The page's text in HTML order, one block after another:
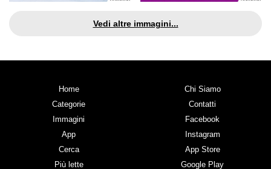
Vedi altre immagini...
Home
Categorie
Immagini
App
Cerca
Più lette
Chi Siamo
Contatti
Facebook
Instagram
App Store
Google Play